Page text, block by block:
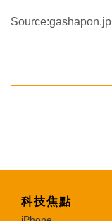
Source:gashapon.jp
科技焦點